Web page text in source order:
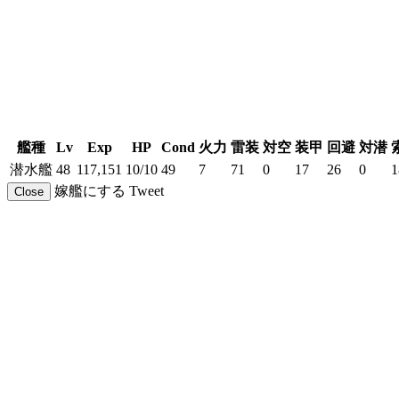
艦種 Lv Exp HP Cond 火力 雷装 対空 装甲 回避 対潜
潜水艦 48 117,151 10/10 49 7 71 0 17 26 0
Close 嫁艦にする Tweet